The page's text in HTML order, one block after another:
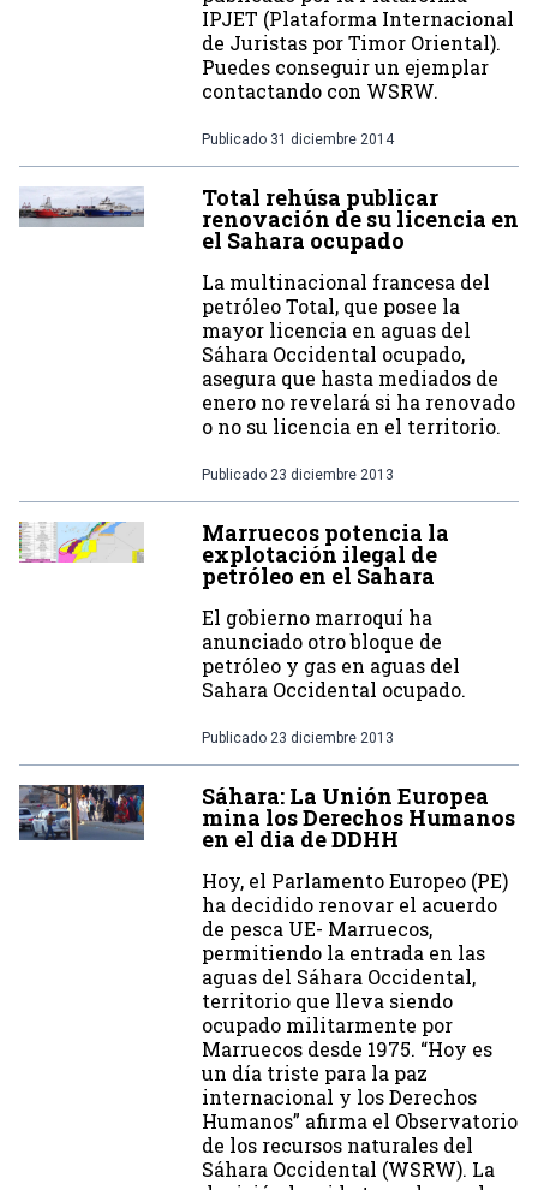
IPJET (Plataforma Internacional
de Juristas por Timor Oriental).
Puedes conseguir un ejemplar
contactando con WSRW.
Publicado 31 diciembre 2014
Total rehúsa publicar
renovación de su licencia en
el Sahara ocupado
La multinacional francesa del
petróleo Total, que posee la
mayor licencia en aguas del
Sáhara Occidental ocupado,
asegura que hasta mediados de
enero no revelará si ha renovado
o no su licencia en el territorio.
Publicado 23 diciembre 2013
Marruecos potencia la
explotación ilegal de
petróleo en el Sahara
El gobierno marroquí ha
anunciado otro bloque de
petróleo y gas en aguas del
Sahara Occidental ocupado.
Publicado 23 diciembre 2013
Sáhara: La Unión Europea
mina los Derechos Humanos
en el dia de DDHH
Hoy, el Parlamento Europeo (PE)
ha decidido renovar el acuerdo
de pesca UE- Marruecos,
permitiendo la entrada en las
aguas del Sáhara Occidental,
territorio que lleva siendo
ocupado militarmente por
Marruecos desde 1975. “Hoy es
un día triste para la paz
internacional y los Derechos
Humanos” afirma el Observatorio
de los recursos naturales del
Sáhara Occidental (WSRW). La